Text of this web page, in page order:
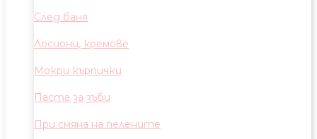
След баня
Лосиони, кремове
Мокри кърпички
Паста за зъби
При смяна на пелените